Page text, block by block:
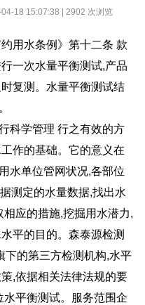
18 15:07:38 | 2902 次浏览
用水条例》第十二条 款
一次水量平衡测试,产品
复测。水量平衡测试结
科学管理 行之有效的方
作的基础。它的意义在
水单位管网状况,各部位
测定的水量数据,找出水
应的措施,挖掘用水潜力,
平的目的。森泰源检测
下的第三方检测机构,水平
,依据相关法律法规的要
平衡测试。服务范围企